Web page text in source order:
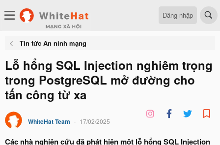
Đăng nhập
Tin tức An ninh mạng
Lỗ hổng SQL Injection nghiêm trọng
trong PostgreSQL mở đường cho
tấn công từ xa
WhiteHat Team 17/02/2025
Các nhà nghiên cứu đã phát hiện một lỗ hổng SQL Injection